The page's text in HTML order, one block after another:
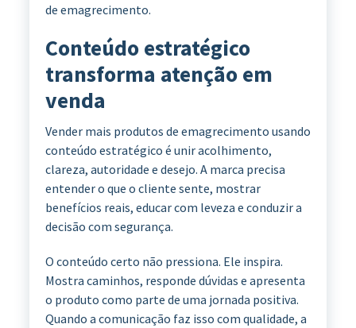
de emagrecimento.
Conteúdo estratégico
transforma atenção em
venda
Vender mais produtos de emagrecimento usando
conteúdo estratégico é unir acolhimento,
clareza, autoridade e desejo. A marca precisa
entender o que o cliente sente, mostrar
benefícios reais, educar com leveza e conduzir a
decisão com segurança.
O conteúdo certo não pressiona. Ele inspira.
Mostra caminhos, responde dúvidas e apresenta
o produto como parte de uma jornada positiva.
Quando a comunicação faz isso com qualidade, a